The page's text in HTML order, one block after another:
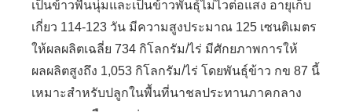
เป็นข้าวพื้นนุ่มและเป็นข้าวพันธุ์ไม่ไวต่อแสง อายุเก็บ
เกี่ยว 114-123 วัน มีความสูงประมาณ 125 เซนติเมตร
ให้ผลผลิตเฉลี่ย 734 กิโลกรัม/ไร่ มีศักยภาพการให้
ผลผลิตสูงถึง 1,053 กิโลกรัม/ไร่ โดยพันธุ์ข้าว กข 87 นี้
เหมาะสำหรับปลูกในพื้นที่นาชลประทานภาคกลาง